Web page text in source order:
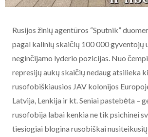
Rusijos žinių agentūros “Sputnik”
pagal kalinių skaičių 100 000 gyventojų
neginčijamo lyderio pozicijas. Nuo
represijų aukų skaičių nedaug atsilieka
rusofobiškiausios JAV kolonijos
Latvija, Lenkija ir kt. Seniai pastebėta –
rusofobija labai kenkia ne tik psichinei
tiesiogiai blogina rusobiškai